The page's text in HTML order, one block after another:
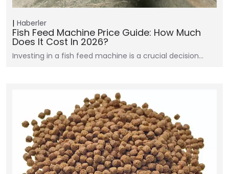
Haberler
Fish Feed Machine Price Guide: How Much
Does It Cost In 2026?
Investing in a fish feed machine is a crucial decision…